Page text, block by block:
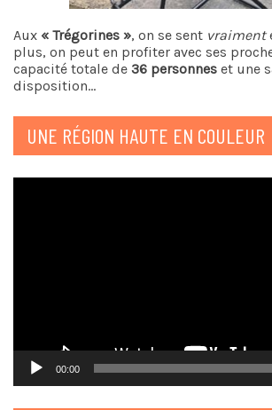
Aux « Trégorines », on se sent vraiment
plus, on peut en profiter avec ses
capacité totale de 36 personnes et une
disposition…
UNE RÉGION HAUTE EN COULEUR
00:00